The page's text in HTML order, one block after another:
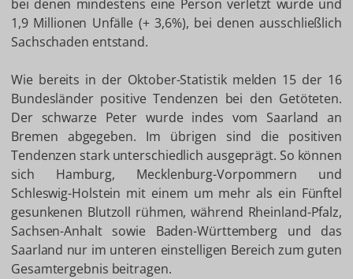
bei denen mindestens eine Person verletzt wurde und
1,9 Millionen Unfälle (+ 3,6%), bei denen ausschließlich
Sachschaden entstand.
Wie bereits in der Oktober-Statistik melden 15 der 16
Bundesländer positive Tendenzen bei den Getöteten.
Der schwarze Peter wurde indes vom Saarland an
Bremen abgegeben. Im übrigen sind die positiven
Tendenzen stark unterschiedlich ausgeprägt. So können
sich Hamburg, Mecklenburg-Vorpommern und
Schleswig-Holstein mit einem um mehr als ein Fünftel
gesunkenen Blutzoll rühmen, während Rheinland-Pfalz,
Sachsen-Anhalt sowie Baden-Württemberg und das
Saarland nur im unteren einstelligen Bereich zum guten
Gesamtergebnis beitragen.